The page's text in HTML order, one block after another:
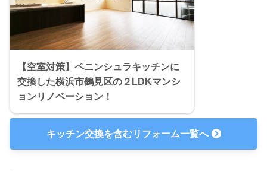
【空室対策】ペニンシュラキッチンに
交換した横浜市鶴見区の２LDKマンシ
ョンリノベーション！
キッチン交換を含むリフォーム一覧へ